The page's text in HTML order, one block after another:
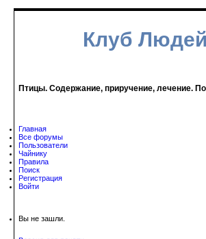
Клуб
Птицы. Содержание, приручение, лечение.
Главная
Все форумы
Пользователи
Чайнику
Правила
Поиск
Регистрация
Войти
Вы не зашли.